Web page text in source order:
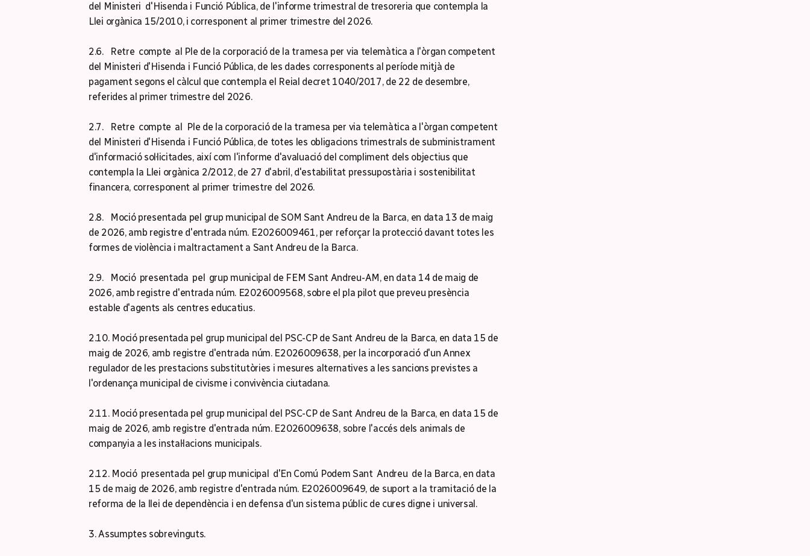
del Ministeri d'Hisenda i Funció Pública, de l'informe trimestral de tresoreria que contempla la
Llei orgànica 15/2010, i corresponent al primer trimestre del 2026.
2.6. Retre compte al Ple de la corporació de la tramesa per via telemàtica a l'òrgan competent
del Ministeri d'Hisenda i Funció Pública, de les dades corresponents al període mitjà de
pagament segons el càlcul que contempla el Reial decret 1040/2017, de 22 de desembre,
referides al primer trimestre del 2026.
2.7. Retre compte al Ple de la corporació de la tramesa per via telemàtica a l'òrgan competent
del Ministeri d'Hisenda i Funció Pública, de totes les obligacions trimestrals de subministrament
d'informació sol·licitades, així com l'informe d'avaluació del compliment dels objectius que
contempla la Llei orgànica 2/2012, de 27 d'abril, d'estabilitat pressupostària i sostenibilitat
financera, corresponent al primer trimestre del 2026.
2.8. Moció presentada pel grup municipal de SOM Sant Andreu de la Barca, en data 13 de maig
de 2026, amb registre d'entrada núm. E2026009461, per reforçar la protecció davant totes les
formes de violència i maltractament a Sant Andreu de la Barca.
2.9. Moció presentada pel grup municipal de FEM Sant Andreu-AM, en data 14 de maig de
2026, amb registre d'entrada núm. E2026009568, sobre el pla pilot que preveu presència
estable d'agents als centres educatius.
2.10. Moció presentada pel grup municipal del PSC-CP de Sant Andreu de la Barca, en data 15 de
maig de 2026, amb registre d'entrada núm. E2026009638, per la incorporació d'un Annex
regulador de les prestacions substitutòries i mesures alternatives a les sancions previstes a
l'ordenança municipal de civisme i convivència ciutadana.
2.11. Moció presentada pel grup municipal del PSC-CP de Sant Andreu de la Barca, en data 15 de
maig de 2026, amb registre d'entrada núm. E2026009638, sobre l'accés dels animals de
companyia a les instal·lacions municipals.
2.12. Moció presentada pel grup municipal d'En Comú Podem Sant Andreu de la Barca, en data
15 de maig de 2026, amb registre d'entrada núm. E2026009649, de suport a la tramitació de la
reforma de la llei de dependència i en defensa d'un sistema públic de cures digne i universal.
3. Assumptes sobrevinguts.